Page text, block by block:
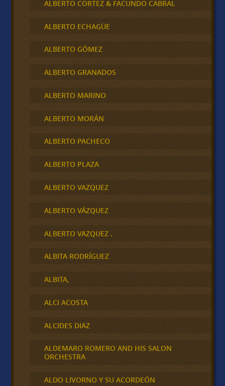
ALBERTO CORTEZ & FACUNDO CABRAL
ALBERTO ECHAGÜE
ALBERTO GÓMEZ
ALBERTO GRANADOS
ALBERTO MARINO
ALBERTO MORÁN
ALBERTO PACHECO
ALBERTO PLAZA
ALBERTO VAZQUEZ
ALBERTO VÁZQUEZ
ALBERTO VAZQUEZ .
ALBITA RODRÍGUEZ
ALBITA,
ALCI ACOSTA
ALCIDES DIAZ
ALDEMARO ROMERO AND HIS SALON
ORCHESTRA
ALDO LIVORNO Y SU ACORDEÓN